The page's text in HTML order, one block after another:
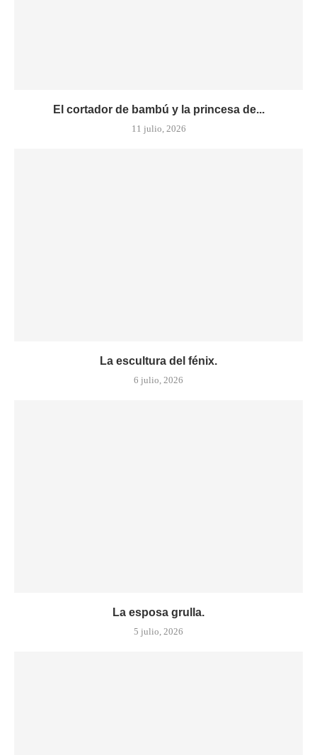
El cortador de bambú y la princesa de...
11 julio, 2026
La escultura del fénix.
6 julio, 2026
La esposa grulla.
5 julio, 2026